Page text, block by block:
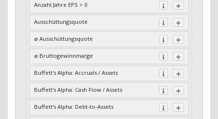
Anzahl Jahre EPS > 0
Ausschüttungsquote
ø Ausschüttungsquote
ø Bruttogewinnmarge
Buffett's Alpha: Accruals / Assets
Buffett's Alpha: Cash Flow / Assets
Buffett's Alpha: Debt-to-Assets